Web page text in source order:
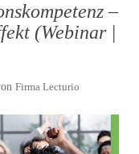
–
(Webinar |
Firma Lecturio